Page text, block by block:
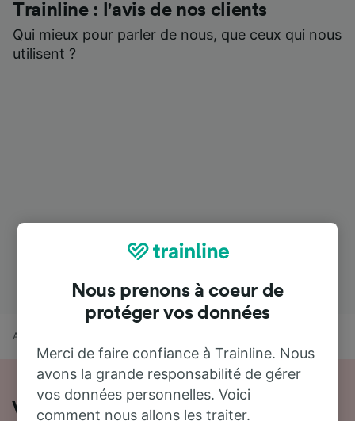
Trainline : l'avis de nos clients
Qui mieux pour parler de nous, que ceux qui nous
utilisent ?
Accueil
Voyager de Abbeville à Angoulême en
Nous prenons à coeur de
protéger vos données
Merci de faire confiance à Trainline. Nous
avons la grande responsabilité de gérer
vos données personnelles. Voici
comment nous allons les traiter.